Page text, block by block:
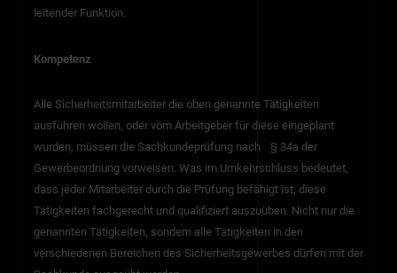
leitender Funktion.
Kompetenz
Alle Sicherheitsmitarbeiter die oben genannte Tätigkeiten
ausführen wollen, oder vom Arbeitgeber für diese eingeplant
wurden, müssen die Sachkundeprüfung nach § 34a der
Gewerbeordnung vorweisen. Was im Umkehrschluss bedeutet,
dass jeder Mitarbeiter durch die Prüfung befähigt ist, diese
Tätigkeiten fachgerecht und qualifiziert auszuüben. Nicht nur die
genannten Tätigkeiten, sondern alle Tätigkeiten in den
verschiedenen Bereichen des Sicherheitsgewerbes dürfen mit der